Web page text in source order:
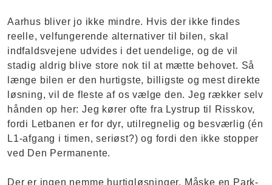
Aarhus bliver jo ikke mindre. Hvis der ikke findes
reelle, velfungerende alternativer til bilen, skal
indfaldsvejene udvides i det uendelige, og de vil
stadig aldrig blive store nok til at mætte behovet. Så
længe bilen er den hurtigste, billigste og mest direkte
løsning, vil de fleste af os vælge den. Jeg rækker selv
hånden op her: Jeg kører ofte fra Lystrup til Risskov,
fordi Letbanen er for dyr, utilregnelig og besværlig (én
L1-afgang i timen, seriøst?) og fordi den ikke stopper
ved Den Permanente.
Der er ingen nemme hurtigløsninger. Måske en Park-